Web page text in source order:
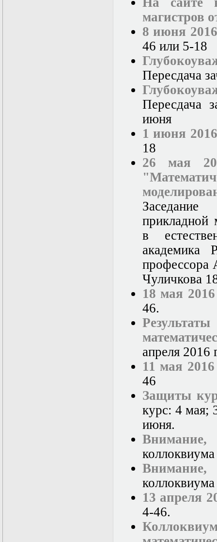
магистров
8 июня
46 или 5-18
Пересдача
Пересдача
июня
1 июня
18
26 мая
прикладной
в
Чуличкова
18 мая
46.
апреля 2016
11 мая
46
Защиты
курс: 4 мая;
июня.
13 апреля
4-46.